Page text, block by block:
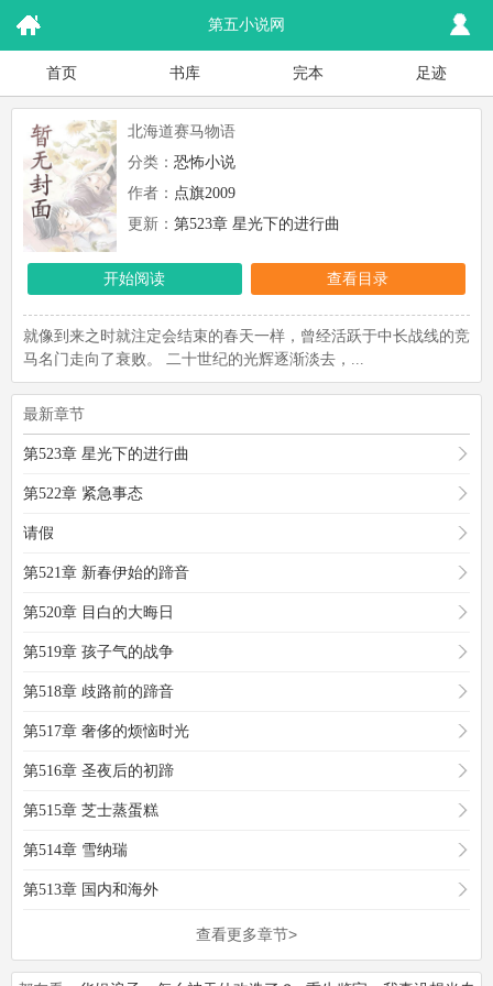
第五小说网
首页 书库 完本 足迹
北海道赛马物语
分类：恐怖小说
作者： 点旗2009
更新：第523章 星光下的进行曲
开始阅读 查看目录
就像到来之时就注定会结束的春天一样，曾经活跃于中长战线的竞
马名门走向了衰败。 二十世纪的光辉逐渐淡去，...
最新章节
第523章 星光下的进行曲
第522章 紧急事态
请假
第521章 新春伊始的蹄音
第520章 目白的大晦日
第519章 孩子气的战争
第518章 歧路前的蹄音
第517章 奢侈的烦恼时光
第516章 圣夜后的初蹄
第515章 芝士蒸蛋糕
第514章 雪纳瑞
第513章 国内和海外
查看更多章节>